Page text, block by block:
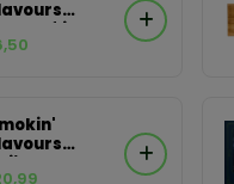
flipper